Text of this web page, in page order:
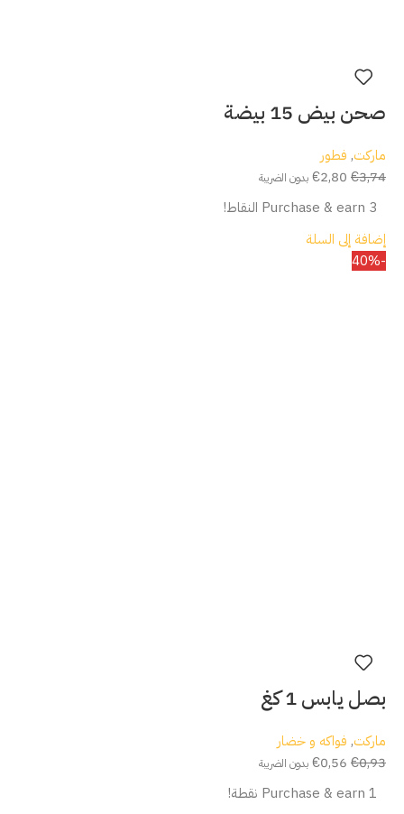
صحن بيض 15 بيضة
ماركت, فطور
€3,74
€2,80 بدون الضريبة
Purchase & earn 3 النقاط!
إضافة إلى السلة
-40%
بصل يابس 1 كغ
ماركت, فواكه و خضار
€0,93
€0,56 بدون الضريبة
Purchase & earn 1 نقطة!